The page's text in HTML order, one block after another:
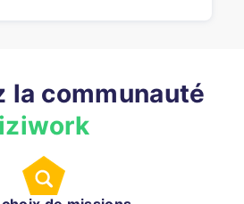
la communauté
iziwork